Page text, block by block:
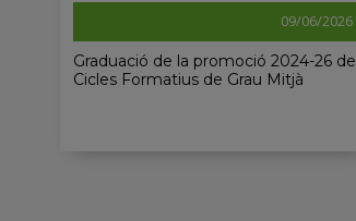
09/06/2026
Graduació de la promoció 2024-26 de
Cicles Formatius de Grau Mitjà